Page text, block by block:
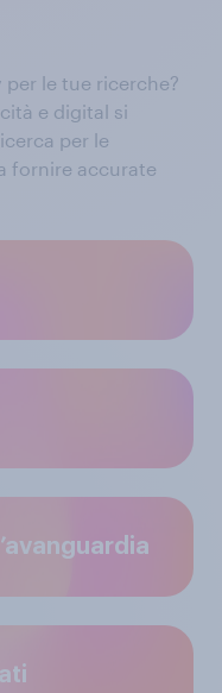
per le tue ricerche?
e digital si
per le
fornire accurate